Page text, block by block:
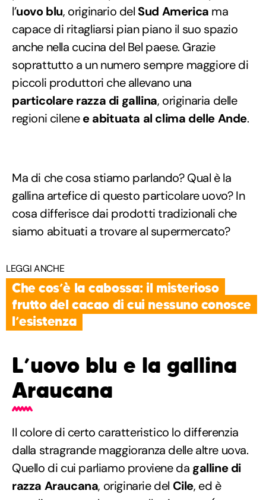
l’uovo blu, originario del Sud America ma
capace di ritagliarsi pian piano il suo spazio
anche nella cucina del Bel paese. Grazie
soprattutto a un numero sempre maggiore di
piccoli produttori che allevano una
particolare razza di gallina, originaria delle
regioni cilenee abituata al clima delle Ande.
Ma di che cosa stiamo parlando? Qual è la
gallina artefice di questo particolare uovo? In
cosa differisce dai prodotti tradizionali che
siamo abituati a trovare al supermercato?
LEGGI ANCHE
Che cos’è la cabossa: il misterioso
frutto del cacao di cui nessuno conosce
l’esistenza
L’uovo blu e la gallina
Araucana
Il colore di certo caratteristico lo differenzia
dalla stragrande maggioranza delle altre uova.
Quello di cui parliamo proviene da galline di
razza Araucana, originarie del Cile, ed è